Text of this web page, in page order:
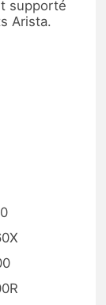
supporté
Arista.